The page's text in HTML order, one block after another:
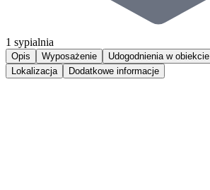
1 sypialnia
Opis Wyposażenie Udogodnienia w obiekcie
Lokalizacja
Dodatkowe informacje